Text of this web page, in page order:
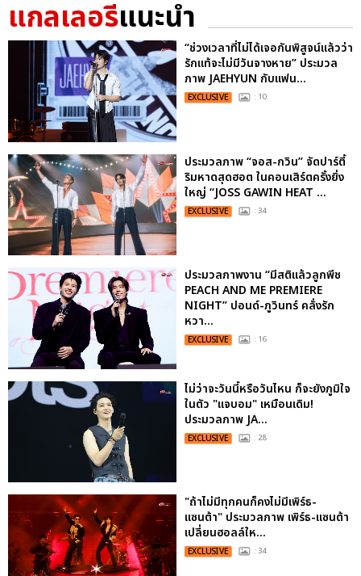
แกลเลอรีแนะนำ
“ช่วงเวลาที่ไม่ได้เจอกันพิสูจน์แล้วว่า
รักแท้จะไม่มีวันจางหาย” ประมวล
ภาพ JAEHYUN กับแฟน...
EXCLUSIVE : 10
ประมวลภาพ “จอส-กวิน” จัดปาร์ตี้
ริมหาดสุดฮอต ในคอนเสิร์ตครั้งยิ่ง
ใหญ่ “JOSS GAWIN HEAT ...
EXCLUSIVE : 34
ประมวลภาพงาน “มีสติแล้วลูกพีช
PEACH AND ME PREMIERE
NIGHT” ปอนด์-ภูวินทร์ คลั่งรัก
หวา...
EXCLUSIVE : 16
ไม่ว่าจะวันนี้หรือวันไหน ก็จะยังภูมิใจ
ในตัว "แจบอม" เหมือนเดิม!
ประมวลภาพ JA...
EXCLUSIVE : 28
"ถ้าไม่มีทุกคนก็คงไม่มีเพิร์ธ-
แซนต้า" ประมวลภาพ เพิร์ธ-แซนต้า
เปลี่ยนฮอลล์ให...
EXCLUSIVE : 34